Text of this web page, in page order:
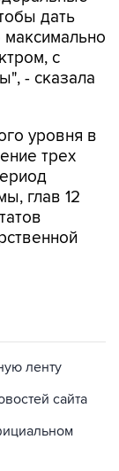
с
- сказала
уровня в
глав 12
сайта